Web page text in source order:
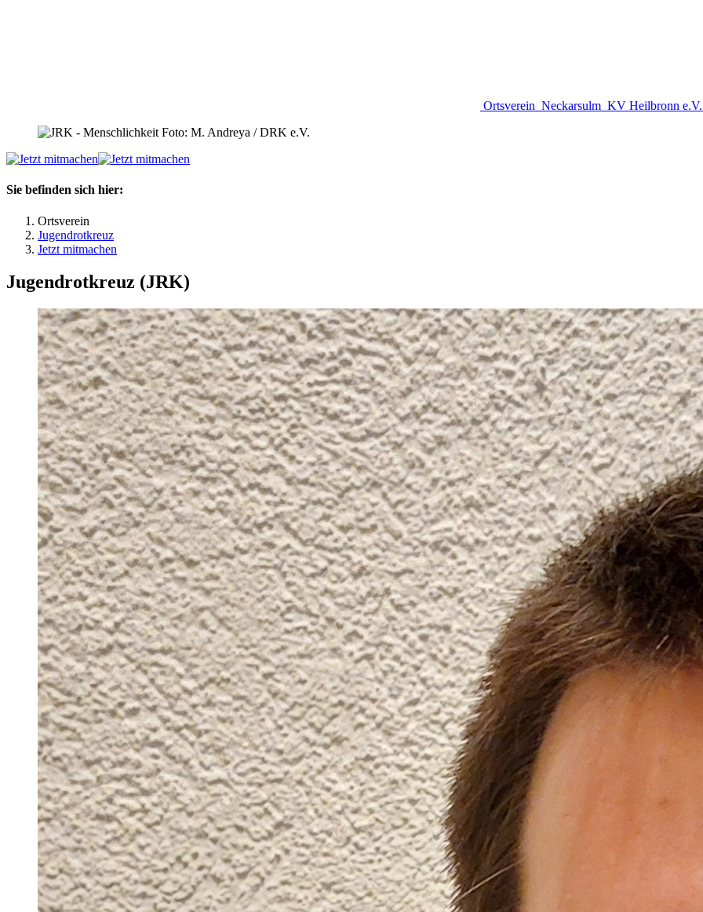
Ortsverein Neckarsulm KV Heilbronn
Foto: M. Andreya / DRK e.V.
Sie befinden sich hier:
Ortsverein
Jugendrotkreuz
Jetzt mitmachen
Jugendrotkreuz (JRK)